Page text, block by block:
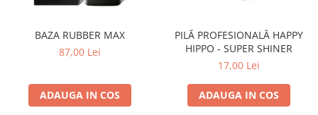
BAZA RUBBER MAX
87,00 Lei
ADAUGA IN COS
PILĂ PROFESIONALĂ HAPPY
HIPPO - SUPER SHINER
17,00 Lei
ADAUGA IN COS